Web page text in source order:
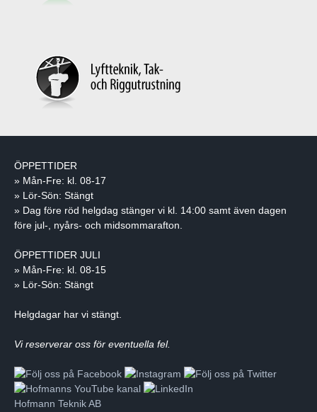
ÖPPETTIDER
» Mån-Fre: kl. 08-17
» Lör-Sön: Stängt
» Dag före röd helgdag stänger vi kl. 14:00 samt även dagen
före jul-, nyårs- och midsommarafton.
ÖPPETTIDER JULI
» Mån-Fre: kl. 08-15
» Lör-Sön: Stängt
Helgdagar har vi stängt.
Vi reserverar oss för eventuella fel.
Hofmann Teknik AB